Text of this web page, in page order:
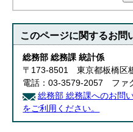
このページに関するお問
総務部 総務課 統計係
〒173-8501 東京都板橋区
電話：03-3579-2057 ファ
総務部 総務課へのお問
をご利用ください。